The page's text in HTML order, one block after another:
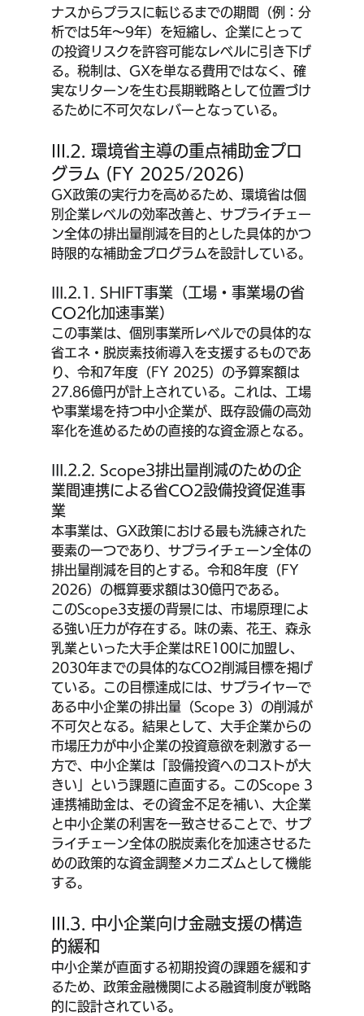
ナスからプラスに転じるまでの期間（例：分
析では5年～9年）を短縮し、企業にとって
の投資リスクを許容可能なレベルに引き下げ
る。税制は、GXを単なる費用ではなく、確
実なリターンを生む長期戦略として位置づけ
るために不可欠なレバーとなっている。
III.2. 環境省主導の重点補助金プロ
グラム (FY 2025/2026)
GX政策の実行力を高めるため、環境省は個
別企業レベルの効率改善と、サプライチェー
ン全体の排出量削減を目的とした具体的かつ
時限的な補助金プログラムを設計している。
III.2.1. SHIFT事業（工場・事業場の省
CO2化加速事業）
この事業は、個別事業所レベルでの具体的な
省エネ・脱炭素技術導入を支援するものであ
り、令和7年度（FY 2025）の予算案額は
27.86億円が計上されている。これは、工場
や事業場を持つ中小企業が、既存設備の高効
率化を進めるための直接的な資金源となる。
III.2.2. Scope3排出量削減のための企
業間連携による省CO2設備投資促進事
業
本事業は、GX政策における最も洗練された
要素の一つであり、サプライチェーン全体の
排出量削減を目的とする。令和8年度（FY
2026）の概算要求額は30億円である。
このScope3支援の背景には、市場原理によ
る強い圧力が存在する。味の素、花王、森永
乳業といった大手企業はRE100に加盟し、
2030年までの具体的なCO2削減目標を掲げ
ている。この目標達成には、サプライヤーで
ある中小企業の排出量（Scope 3）の削減が
不可欠となる。結果として、大手企業からの
市場圧力が中小企業の投資意欲を刺激する一
方で、中小企業は「設備投資へのコストが大
きい」という課題に直面する。このScope 3
連携補助金は、その資金不足を補い、大企業
と中小企業の利害を一致させることで、サプ
ライチェーン全体の脱炭素化を加速させるた
めの政策的な資金調整メカニズムとして機能
する。
III.3. 中小企業向け金融支援の構造
的緩和
中小企業が直面する初期投資の課題を緩和す
るため、政策金融機関による融資制度が戦略
的に設計されている。